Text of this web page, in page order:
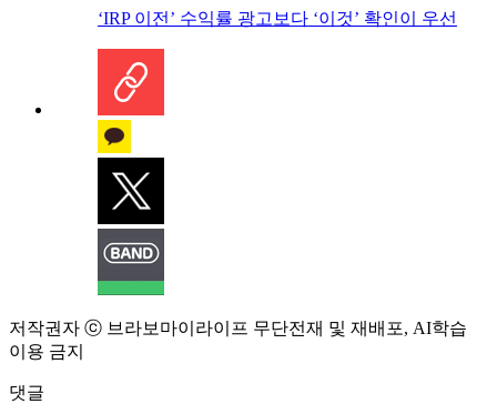
‘IRP 이전’ 수익률 광고보다 ‘이것’ 확인이 우선
저작권자 ⓒ 브라보마이라이프 무단전재 및 재배포, AI학습
이용 금지
댓글